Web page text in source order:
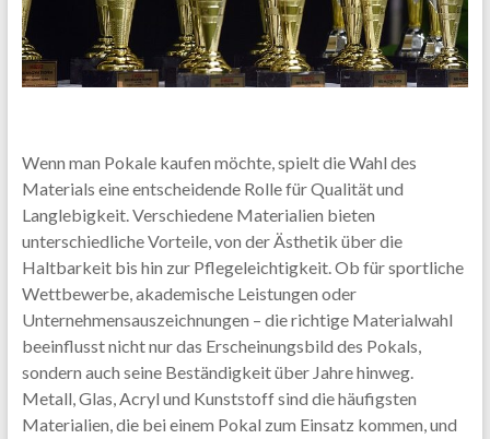
Wenn man Pokale kaufen möchte, spielt die Wahl des
Materials eine entscheidende Rolle für Qualität und
Langlebigkeit. Verschiedene Materialien bieten
unterschiedliche Vorteile, von der Ästhetik über die
Haltbarkeit bis hin zur Pflegeleichtigkeit. Ob für sportliche
Wettbewerbe, akademische Leistungen oder
Unternehmensauszeichnungen – die richtige Materialwahl
beeinflusst nicht nur das Erscheinungsbild des Pokals,
sondern auch seine Beständigkeit über Jahre hinweg.
Metall, Glas, Acryl und Kunststoff sind die häufigsten
Materialien, die bei einem Pokal zum Einsatz kommen, und